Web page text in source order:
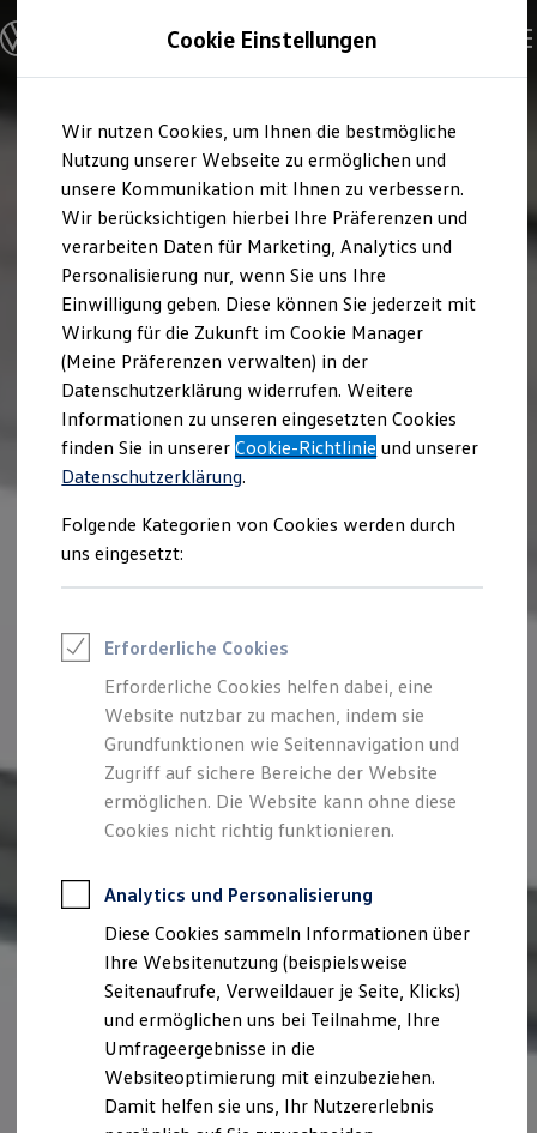
Hauptinhalt
springen
Footer
springen
Modelle und Konfigurator
Konfigurator
Modelle vergleichen
Elektroautos
ENERGY Sondermodelle
Nutzfahrzeuge
SUV und CUV
Familienautos
Kombis
Kompaktwagen
Sportwagen
Schnell verfügbare Fahrzeuge
Angebote und Produkte
Aktuelle Angebote
E-Auto-Förderung
Volkswagen Marktplatz
Die ENERGY Sondermodelle
Junge Gebrauchtwagen und Gebrauchtwagen
Volkswagen Zertifizierte Gebrauchtwagen
Elektromobilität bei Gebrauchtwagen
Saisonangebote
Reifenpakete
Leasing
Leasing-Angebote
Elektroauto Leasing
Kleinwagen-Leasing
Leasing ohne Anzahlung
Finanzierung
Autokredit mit Schlussrate
Versicherungen und Garantien
Kfz-Versicherung
Restschuldversicherungen
Garantien
Professional Class bei Volkswagen
Behörden
Direktkunden
Sonderfahrzeuge
Anpfiff zum Gewinn
Elektromobilität
Elektroautos
ID. Tutorials
Elektrofahrzeugkonzepte
ID. EVERY1
Cookie Einstellungen
Wir nutzen Cookies, um Ihnen die bestmögliche
Nutzung unserer Webseite zu ermöglichen und
unsere Kommunikation mit Ihnen zu verbessern.
Wir berücksichtigen hierbei Ihre Präferenzen und
verarbeiten Daten für Marketing, Analytics und
Personalisierung nur, wenn Sie uns Ihre
Einwilligung geben. Diese können Sie jederzeit mit
Wirkung für die Zukunft im Cookie Manager
(Meine Präferenzen verwalten) in der
Datenschutzerklärung widerrufen. Weitere
Informationen zu unseren eingesetzten Cookies
finden Sie in unsererCookie-Richtlinie und unserer
Datenschutzerklärung.
Folgende Kategorien von Cookies werden durch
uns eingesetzt:
Erforderliche Cookies
Erforderliche Cookies helfen dabei, eine
Website nutzbar zu machen, indem sie
Grundfunktionen wie Seitennavigation und
Zugriff auf sichere Bereiche der Website
ermöglichen. Die Website kann ohne diese
Cookies nicht richtig funktionieren.
Analytics und Personalisierung
Diese Cookies sammeln Informationen über
Ihre Websitenutzung (beispielsweise
Seitenaufrufe, Verweildauer je Seite, Klicks)
und ermöglichen uns bei Teilnahme, Ihre
Umfrageergebnisse in die
Websiteoptimierung mit einzubeziehen.
Damit helfen sie uns, Ihr Nutzererlebnis